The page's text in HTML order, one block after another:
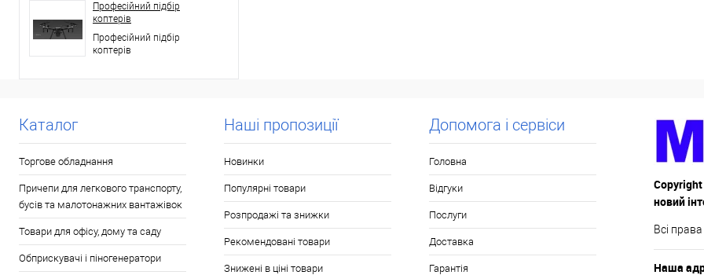
Професійний підбір
коптерів
Професійний підбір
коптерів
Каталог
Торгове обладнання
Причепи для легкового транспорту,
бусів та малотонажних вантажівок
Товари для офісу, дому та саду
Обприскувачі і піногенератори
Наші пропозиції
Новинки
Популярні товари
Розпродажі та знижки
Рекомендовані товари
Знижені в ціні товари
Допомога і сервіси
Головна
Відгуки
Послуги
Доставка
Гарантія
новий
Всі
Наша